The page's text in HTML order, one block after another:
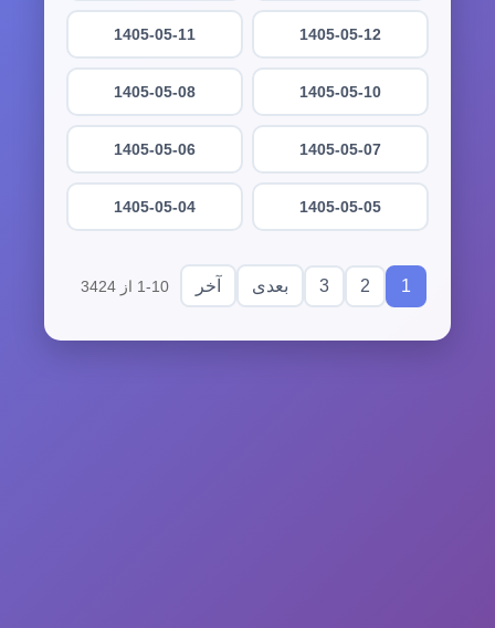
1405-05-12
1405-05-11
1405-05-10
1405-05-08
1405-05-07
1405-05-06
1405-05-05
1405-05-04
1
2
3 بعدی آخر 1-10 از 3424